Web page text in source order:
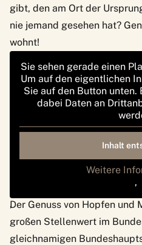
gibt, den am Ort der
nie jemand gesehen hat?
wohnt!
Sie sehen gerade einen
Um auf den eigentlichen
Sie auf den Button unten.
dabei Daten an
Inhalt
Weitere
‚
‚
Der Genuss von Hopfen und
großen Stellenwert im
gleichnamigen